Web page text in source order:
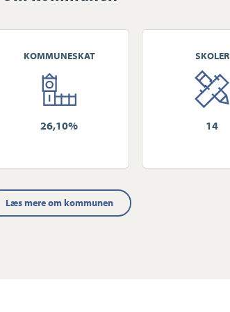
KOMMUNESKAT
26,10%
SKOLER
14
Læs mere om kommunen